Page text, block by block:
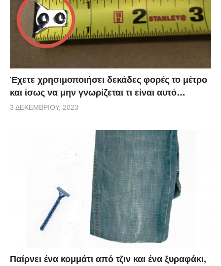
Έχετε χρησιμοποιήσει δεκάδες φορές το μέτρο
και ίσως να μην γνωρίζεται τι είναι αυτό…
3 ΔΕΚΕΜΒΡΊΟΥ, 2023
Παίρνει ένα κομμάτι από τζιν και ένα ξυραφάκι,